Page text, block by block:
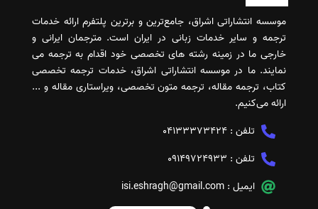
موسسه انتشاراتی اشراق، جامع‌ترین و برترین پلتفرم ارائه خدمات
ترجمه و سایر خدمات زبانی در ایران است. مترجمان ایرانی و
خارجی ما در زمینه رشته های تخصصی خود اقدام به ترجمه می
نمایند. ما در موسسه انتشاراتی اشراق، خدمات ترجمه تخصصی
کتاب، ترجمه مقاله، ترجمه متون تخصصی، ویراستاری مقاله و ...
ارائه می‌کنیم.
تلفن : 04133373424
تلفن : 09149724933
ایمیل : isi.eshragh@gmail.com